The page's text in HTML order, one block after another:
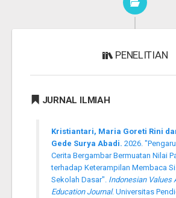
PENELITIAN
JURNAL ILMIAH
Kristiantari, Maria Goreti Rini
Gede Surya Abadi. 2026.
Cerita Bergambar Bermuatan Nilai
terhadap Keterampilan Membaca
Sekolah Dasar". Indonesian Values
Education Journal. Universitas